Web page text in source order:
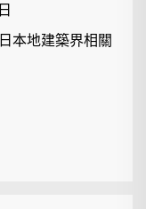
本地建築界相關